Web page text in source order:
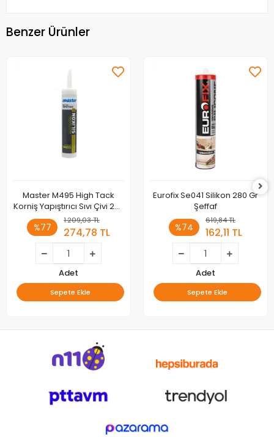
Benzer Ürünler
Master M495 High Tack
Korniş Yapıştırıcı Sıvı Çivi 290
ml
%77
1.209,03 TL
274,78 TL
Adet
Sepete Ekle
Eurofix Se041 Silikon 280 Gr
Şeffaf
%74
619,84 TL
162,11 TL
Adet
Sepete Ekle